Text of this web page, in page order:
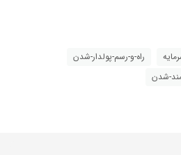
راه-و-رسم-پولدار-شدن
شدن